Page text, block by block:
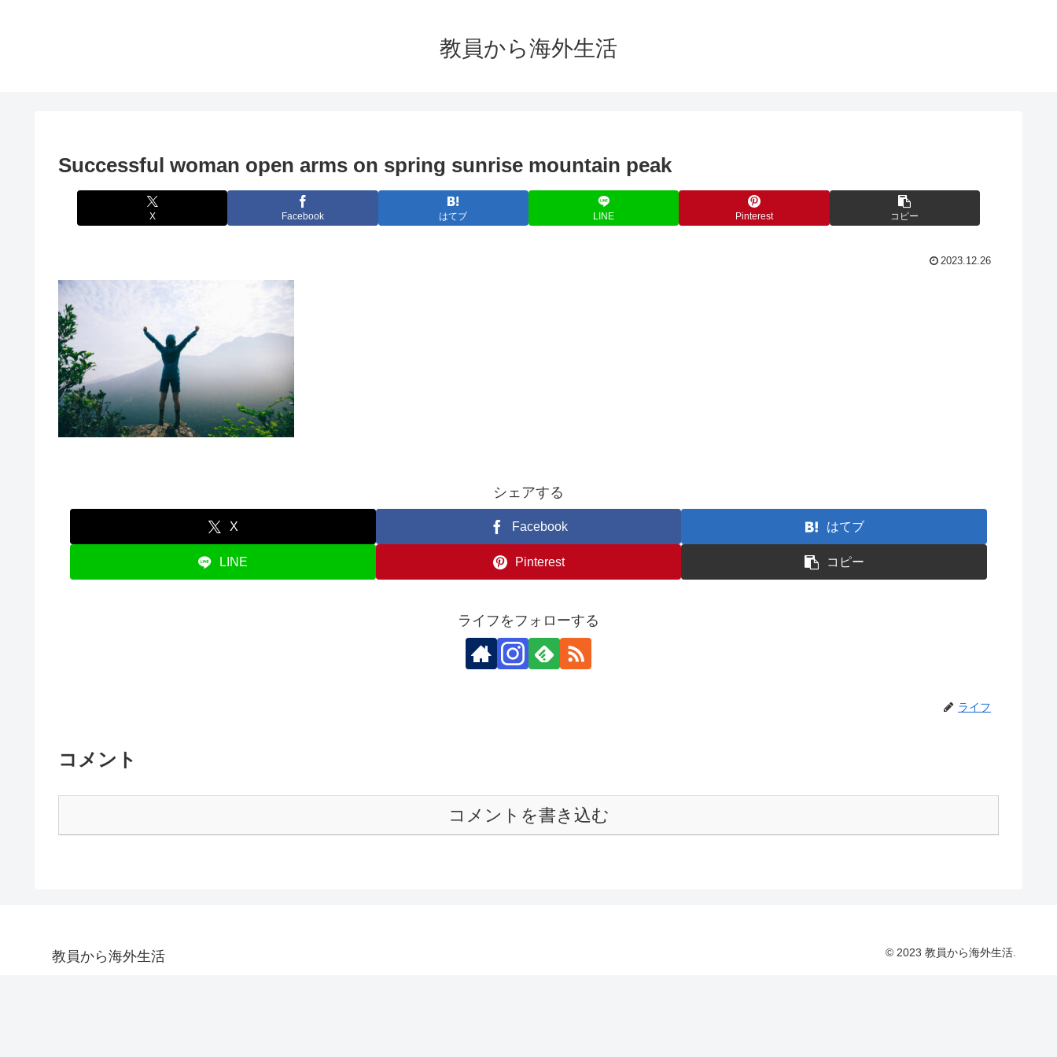
教員から海外生活
Successful woman open arms on spring sunrise mountain peak
X Facebook はてブ LINE Pinterest コピー
2023.12.26
シェアする
X Facebook はてブ
LINE Pinterest コピー
ライフをフォローする
ライフ
コメント
コメントを書き込む
教員から海外生活 © 2023 教員から海外生活.